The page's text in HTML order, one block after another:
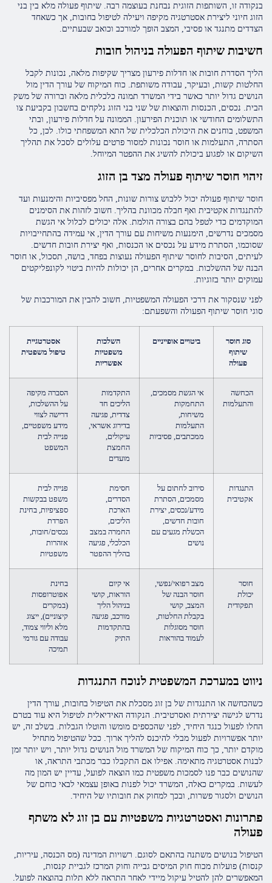
בנקודה זו, השותפות הזוגית נבחנת בעוצמה רבה. שיתוף פעולה מלא בין בני
הזוג חיוני ליצירת אסטרטגיה מקיפה ויעילה לטיפול בחובות, אך כשאחד
הצדדים מתנגד או פסיבי, המצב הופך למורכב וכואב שבעתיים.
חשיבות שיתוף הפעולה בניהול חובות
הליך הסדרת חובות או חדלות פירעון מצריך שקיפות מלאה, נכונות לקבל
החלטות קשות, ובעיקר, עבודה משותפת. כוח המיקוח של עורך הדין מול
הנושים גדול יותר כאשר בידי המשרד תמונה כלכלית מלאה וברורה של משק
הבית. נכסים, הכנסות והוצאות של שני בני הזוג נלקחים בחשבון בקביעת צו
התשלומים החודשי או תוכנית הפירעון. הממונה על חדלות פירעון, ובתי
המשפט, בוחנים את היכולת הכלכלית של התא המשפחתי כולו. לכן, כל
הסתרה, התעלמות או חוסר נכונות למסור פרטים עלולים לסכל את תהליך
השיקום או לפגוע ביכולת להשיג את ההפטר המיוחל.
זיהוי חוסר שיתוף פעולה מצד בן הזוג
חוסר שיתוף פעולה יכול ללבוש צורות שונות, החל מפסיביות והימנעות ועד
להתנגדות אקטיבית ואף חבלה מכוונת בהליך. חשוב לזהות את הסימנים
המוקדמים כדי לטפל בהם בצורה הולמת. אלה יכולים לכלול אי הגשת
מסמכים נדרשים, הימנעות משיחות עם עורך הדין, אי עמידה בהתחייבויות
שסוכמו, הסתרת מידע על נכסים או הכנסות, ואף יצירת חובות חדשים.
לעיתים, הסיבות לחוסר שיתוף הפעולה נעוצות בפחד, בושה, תסכול, או חוסר
הבנה של ההשלכות. במקרים אחרים, הן יכולות להיות ביטוי לקונפליקטים
עמוקים יותר בזוגיות.
לפני שנסקור את דרכי הפעולה המשפטיות, חשוב להבין את המורכבות של
סוגי חוסר שיתוף הפעולה והשפעתם:
סוג חוסר
שיתוף
פעולה
ביטויים אופייניים
השלכות
משפטיות
אפשריות
אסטרטגיית
טיפול משפטית
הכחשה
והתעלמות
אי הגשת מסמכים,
התחמקות
משיחות,
התעלמות
ממכתבים, פסיביות
התקדמות
הליכים חד
צדדית, פגיעה
בדירוג אשראי,
עיקולים,
החמצת
מועדים
הסברה מקיפה
על ההשלכות,
דרישה לצווי
מידע משפטיים,
פנייה לבית
המשפט
התנגדות
אקטיבית
סירוב לחתום על
מסמכים, הסתרת
מידע/נכסים, יצירת
חובות חדשים,
הכשלת מגעים עם
נושים
חסימת
הסדרים,
הארכת
הליכים,
החמרה במצב
הכלכלי, פגיעה
בהליך ההפטר
פנייה לבית
משפט בבקשות
ספציפיות, בחינת
הפרדת
נכסים/חובות,
אזהרות
משפטיות
חוסר
יכולת
תפקודית
מצב רפואי/נפשי,
חוסר הבנה של
המצב, קושי
בקבלת החלטות,
חוסר מסוגלות
לעמוד בהוראות
אי קיום
הוראות, קושי
בניהול הליך
מורכב, פגיעה
בהתקדמות
התיק
בחינת
אפוטרופסות
(במקרים
קיצוניים), ייצוג
מלא וליווי צמוד,
עבודה עם גורמי
תמיכה
ניווט במערכת המשפטית לנוכח התנגדות
כשהכחשה או התנגדות של בן זוג מסכלת את הטיפול בחובות, עורך הדין
נדרש לגישה יצירתית ואסרטיבית. הנקודה האידיאלית לטיפול היא עוד בטרם
החלו לפעול כנגד היחיד, לפני שהכספים מומשו והוטלו הגבלות. בשלב זה, יש
יותר אפשרויות לפעול מבלי להיכנס להליך ארוך. ככל שהטיפול מתחיל
מוקדם יותר, כך כוח המיקוח של המשרד מול הנושים גדול יותר, ויש יותר זמן
לבנות אסטרטגיה מתאימה. אפילו אם התקבלו כבר מכתבי התראה, או
שהנושים כבר פנו לסמכות משפטית כמו הוצאה לפועל, עדיין יש המון מה
לעשות. במקרים כאלה, המשרד יכול לפנות באופן עצמאי לבאי כוחם של
הנושים ולסגור פשרות, ובכך למחוק את חובותיו של היחיד.
פתרונות ואסטרטגיות משפטיות עם בן זוג לא משתף
פעולה
הטיפול בנושים משתנה בהתאם לסוגם. רשויות המדינה (מס הכנסה, עיריות,
קנסות) פועלות מכוח חוק המיסים גבייה וחוק המרכז לגביית קנסות,
המאפשרים להן להטיל עיקול מיידי לאחר התראה ללא תלות בהוצאה לפועל.